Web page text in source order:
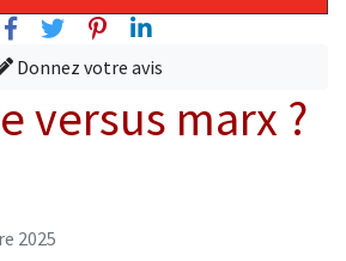
FacebookTwitterPinterest
Linkedin
Donnez votre avis
versus marx ?
2025